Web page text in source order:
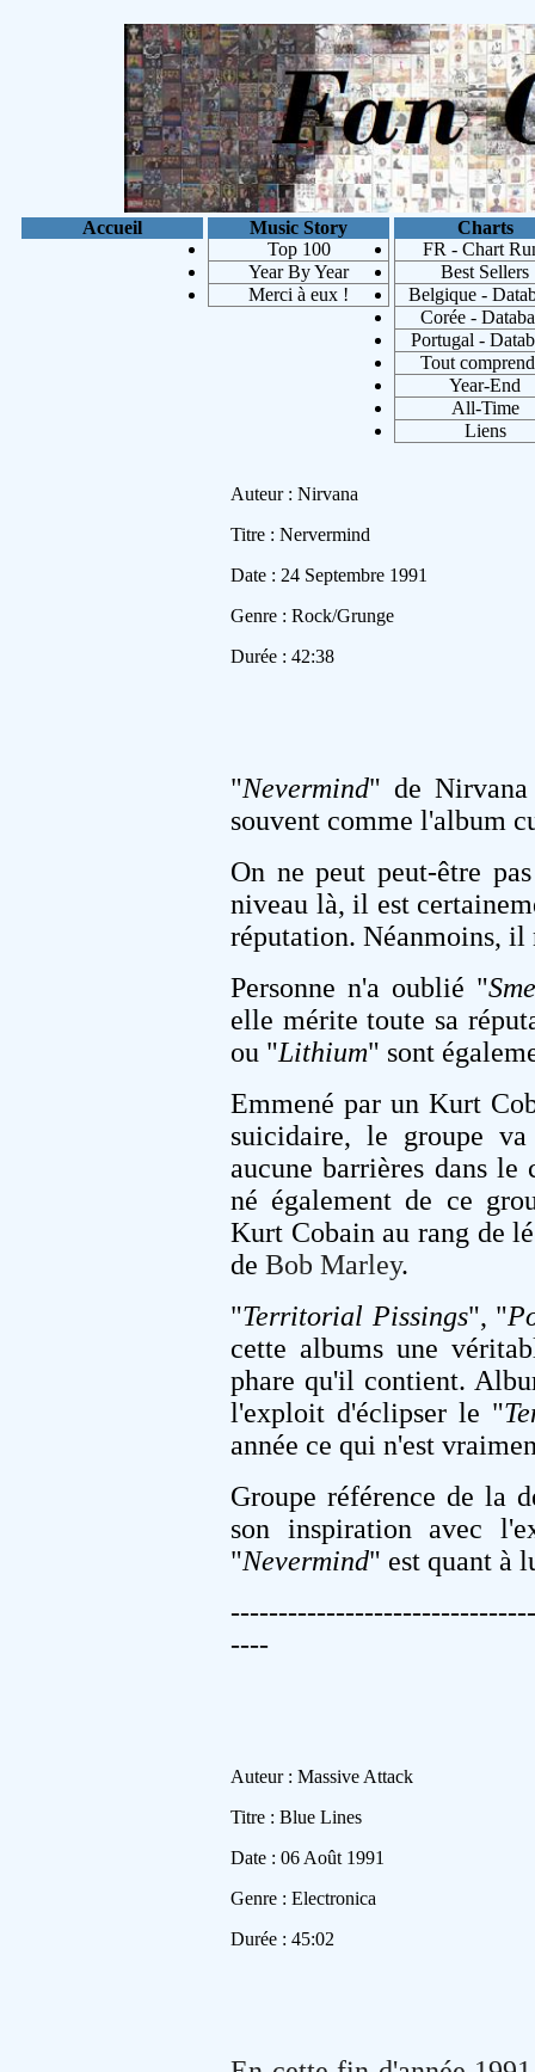
Accueil
Music Story
Top 100
Year By Year
Merci à eux !
Charts
FR - Chart
Best Sellers
Belgique -
Corée -
Portugal -
Tout
Year-End
All-Time
Liens
Les
Auteur : Nirvana
Titre : Nervermind
Date : 24 Septembre 1991
Genre : Rock/Grunge
Durée : 42:38
"Nevermind" de Nirvana
souvent comme l'album
On ne peut peut-être
niveau là, il est
réputation. Néanmoins, il
Personne n'a oublié "
elle mérite toute sa
ou "Lithium" sont
Emmené par un Kurt
suicidaire, le groupe
aucune barrières dans
né également de ce
Kurt Cobain au rang de
de Bob Marley.
"Territorial Pissings", "
cette albums une
phare qu'il contient.
l'exploit d'éclipser le "
année ce qui n'est
Groupe référence de la
son inspiration avec
"Nevermind" est quant à
----
Auteur : Massive Attack
Titre : Blue Lines
Date : 06 Août 1991
Genre : Electronica
Durée : 45:02